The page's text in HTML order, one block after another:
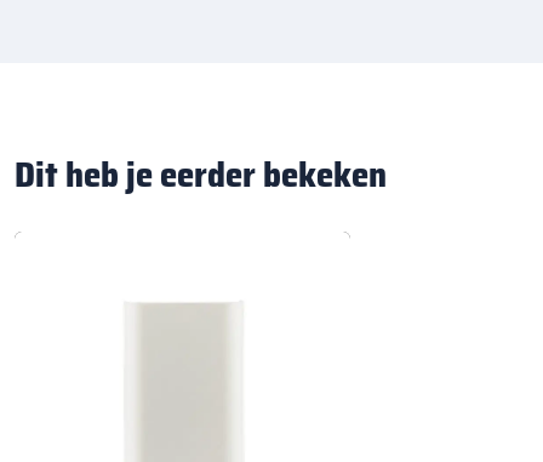
Dit heb je eerder bekeken